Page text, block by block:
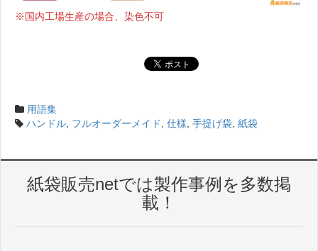
※国内工場生産の場合、染色不可
用語集
ハンドル フルオーダーメイド 仕様 手提げ袋 紙袋
紙袋販売netでは製作事例を多数掲
載！